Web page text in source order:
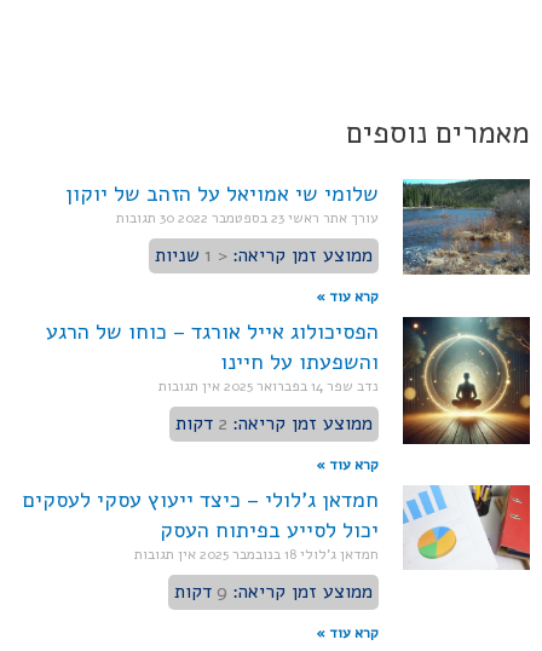
מאמרים נוספים
שלומי שי אמויאל על הזהב של יוקון
עורך אתר ראשי23 בספטמבר 2022 30 תגובות
ממוצע זמן קריאה: < 1 שניות
קרא עוד »
הפסיכולוג אייל אורגד – כוחו של הרגע
והשפעתו על חיינו
נדב שפר14 בפברואר 2025 אין תגובות
ממוצע זמן קריאה: 2 דקות
קרא עוד »
חמדאן ג'לולי – כיצד ייעוץ עסקי לעסקים
יכול לסייע בפיתוח העסק
חמדאן ג'לולי18 בנובמבר 2025 אין תגובות
ממוצע זמן קריאה: 9 דקות
קרא עוד »